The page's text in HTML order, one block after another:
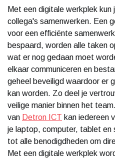
Met een digitale werkplek
collega's samenwerken. Een
voor een efficiënte
bespaard, worden alle taken
wat er nog gedaan moet
elkaar communiceren en
geheel beveiligd waardoor er
kan worden. Zo deel je
veilige manier binnen het
van Detron ICT kan iedereen
je laptop, computer, tablet en
tot alle benodigdheden om
Met een digitale werkplek